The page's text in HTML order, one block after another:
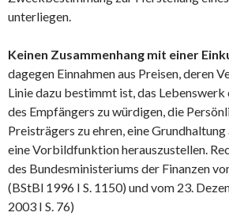
unterliegen.
Keinen Zusammenhang mit einer
dagegen Einnahmen aus Preisen, deren
Linie dazu bestimmt ist, das
des Empfängers zu würdigen, die
Preisträgers zu ehren, eine
eine Vorbildfunktion herauszustellen.
des Bundesministeriums der Finanzen
(BStBl 1996 I S. 1150) und vom 23.
2003 I S. 76)